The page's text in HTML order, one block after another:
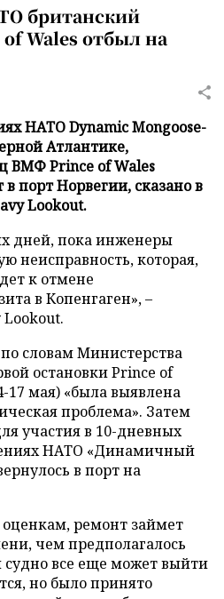
британский
Wales отбыл на
НАТО Dynamic Mongoose-
Атлантике,
ВМФ Prince of Wales
порт Норвегии, сказано в
Lookout.
дней, пока инженеры
неисправность, которая,
к отмене
в Копенгаген», –
по словам Министерства
остановки Prince of
17 мая) «была выявлена
проблема». Затем
участия в 10-дневных
НАТО «Динамичный
в порт на
ремонт займет
чем предполагалось
все еще может выйти
но было принято